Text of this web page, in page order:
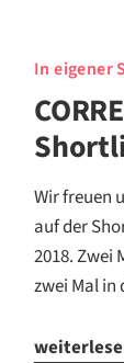
In eigener
Wir freuen
auf der
2018. Zwei
zwei Mal